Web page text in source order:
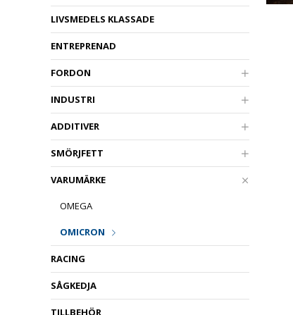
LIVSMEDELS KLASSADE
ENTREPRENAD
FORDON
INDUSTRI
ADDITIVER
SMÖRJFETT
VARUMÄRKE
OMEGA
OMICRON
RACING
SÅGKEDJA